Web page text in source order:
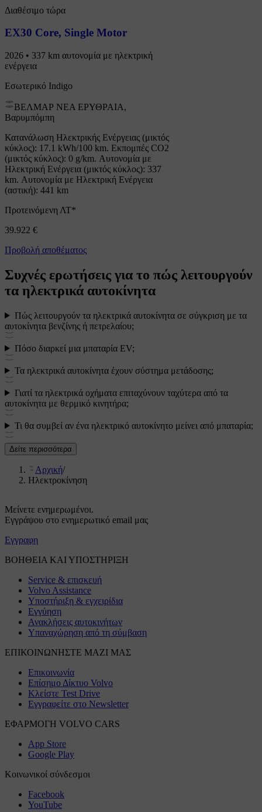
Διαθέσιμο τώρα
EX30 Core, Single Motor
2026 • 337 km αυτονομία με ηλεκτρική
ενέργεια
Εσωτερικό Indigo
ΒΕΛΜΑΡ ΝΕΑ ΕΡΥΘΡΑΙΑ,
Βαρυμπόμπη
Κατανάλωση Ηλεκτρικής Ενέργειας (μικτός
κύκλος): 17.1 kWh/100 km. Εκπομπές CO2
(μικτός κύκλος): 0 g/km. Αυτονομία με
Ηλεκτρική Ενέργεια (μικτός κύκλος): 337
km. Αυτονομία με Ηλεκτρική Ενέργεια
(αστική): 441 km
Προτεινόμενη ΛΤ*
39.922 €
Προβολή αποθέματος
Συχνές ερωτήσεις για το πώς λειτουργούν
τα ηλεκτρικά αυτοκίνητα
Πώς λειτουργούν τα ηλεκτρικά αυτοκίνητα σε σύγκριση με τα
αυτοκίνητα βενζίνης ή πετρελαίου;
Πόσο διαρκεί μια μπαταρία EV;
Τα ηλεκτρικά αυτοκίνητα έχουν σύστημα μετάδοσης;
Γιατί τα ηλεκτρικά οχήματα επιταχύνουν ταχύτερα από τα
αυτοκίνητα με θερμικό κινητήρα;
Τι θα συμβεί αν ένα ηλεκτρικό αυτοκίνητο μείνει από μπαταρία;
Δείτε περισσότερα
Αρχική/
Ηλεκτροκίνηση